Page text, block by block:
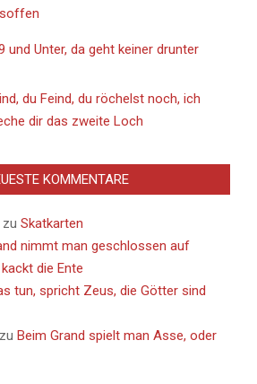
und Unter, da geht keiner drunter
du Feind, du röchelst noch, ich
dir das zweite Loch
KOMMENTARE
zu Skatkarten
nimmt man geschlossen auf
die Ente
tun, spricht Zeus, die Götter sind
zu Beim Grand spielt man Asse, oder